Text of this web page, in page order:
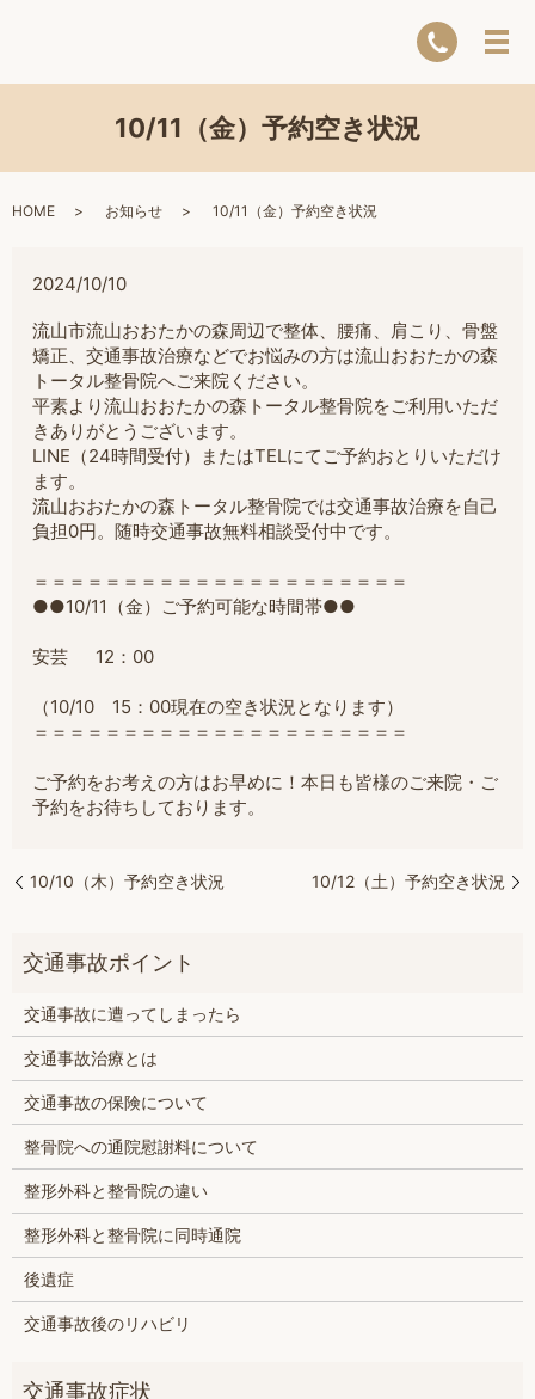
10/11（金）予約空き状況
HOME お知らせ 10/11（金）予約空き状況
2024/10/10
流山市流山おおたかの森周辺で整体、腰痛、肩こり、骨盤
矯正、交通事故治療などでお悩みの方は流山おおたかの森
トータル整骨院へご来院ください。
平素より流山おおたかの森トータル整骨院をご利用いただ
きありがとうございます。
LINE（24時間受付）またはTELにてご予約おとりいただけ
ます。
流山おおたかの森トータル整骨院では交通事故治療を自己
負担0円。随時交通事故無料相談受付中です。
＝＝＝＝＝＝＝＝＝＝＝＝＝＝＝＝＝＝＝＝＝
●●10/11（金）ご予約可能な時間帯●●
安芸 12：00
（10/10 15：00現在の空き状況となります）
＝＝＝＝＝＝＝＝＝＝＝＝＝＝＝＝＝＝＝＝＝
ご予約をお考えの方はお早めに！本日も皆様のご来院・ご
予約をお待ちしております。
10/10（木）予約空き状況 10/12（土）予約空き状況
交通事故に遭ってしまったら
交通事故治療とは
交通事故の保険について
整骨院への通院慰謝料について
整形外科と整骨院の違い
整形外科と整骨院に同時通院
後遺症
交通事故後のリハビリ